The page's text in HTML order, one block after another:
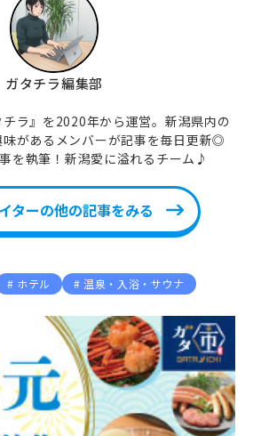
ガタチラ編集部
ラ』を2020年から運営。新潟県内の
があるメンバーが記事を毎日更新◎
を執筆！新潟愛に溢れるチーム♪
ターの他の記事をみる
ホテル
温泉・入浴・サウナ